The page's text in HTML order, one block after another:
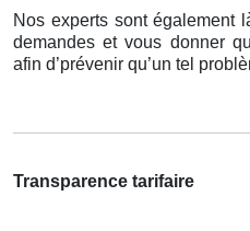
Nos experts sont également
demandes et vous donner
afin d’prévenir qu’un tel
Transparence tarifaire